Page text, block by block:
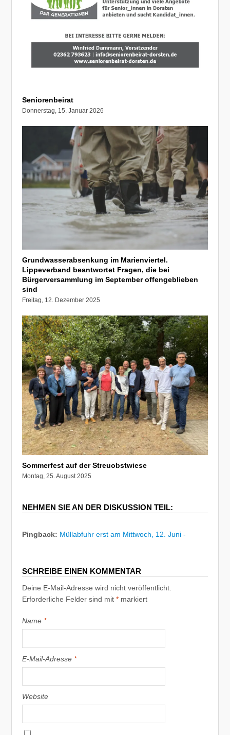
Seniorenbeirat
Donnerstag, 15. Januar 2026
Grundwasserabsenkung im Marienviertel.
Lippeverband beantwortet Fragen, die bei
Bürgerversammlung im September offengeblieben
sind
Freitag, 12. Dezember 2025
Sommerfest auf der Streuobstwiese
Montag, 25. August 2025
NEHMEN SIE AN DER DISKUSSION TEIL:
Pingback: Müllabfuhr erst am Mittwoch, 12. Juni -
SCHREIBE EINEN KOMMENTAR
Deine E-Mail-Adresse wird nicht veröffentlicht.
Erforderliche Felder sind mit* markiert
Name *
E-Mail-Adresse *
Website